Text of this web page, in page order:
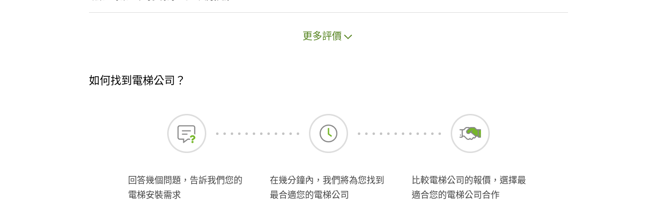
更多評價
如何找到電梯公司？
回答幾個問題，告訴我們您的
電梯安裝需求
在幾分鐘內，我們將為您找到
最合適您的電梯公司
比較電梯公司的報價，選擇最
適合您的電梯公司合作